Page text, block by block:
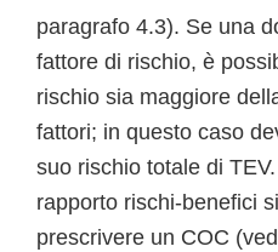
paragrafo 4.3). Se una
fattore di rischio, è
rischio sia maggiore
fattori; in questo caso
suo rischio totale di
rapporto rischi-benefici
prescrivere un COC